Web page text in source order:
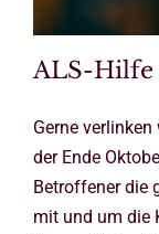
ALS-Hilfe
Gerne
der Ende
Betroffener die
mit und um die